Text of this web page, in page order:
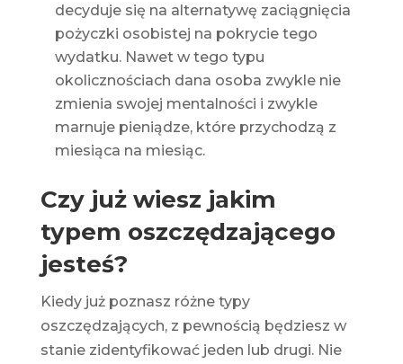
decyduje się na alternatywę zaciągnięcia
pożyczki osobistej na pokrycie tego
wydatku. Nawet w tego typu
okolicznościach dana osoba zwykle nie
zmienia swojej mentalności i zwykle
marnuje pieniądze, które przychodzą z
miesiąca na miesiąc.
Czy już wiesz jakim
typem oszczędzającego
jesteś?
Kiedy już poznasz różne typy
oszczędzających, z pewnością będziesz w
stanie zidentyfikować jeden lub drugi. Nie